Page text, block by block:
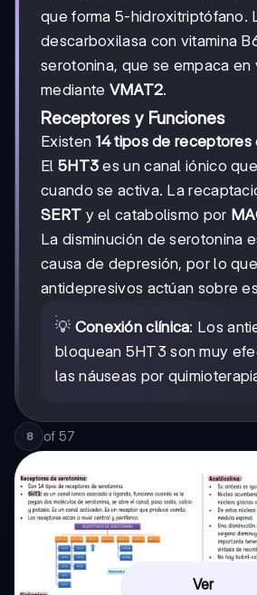
que forma 5-hidroxitriptófano.
descarboxilasa con vitamina
serotonina, que se empaca en
mediante VMAT2.
Receptores y Funciones
Existen 14 tipos de receptores
El 5HT3 es un canal iónico
cuando se activa. La
SERT y el catabolismo por
La disminución de serotonina
causa de depresión, por lo
antidepresivos actúan sobre
💡 Conexión clínica: Los
bloquean 5HT3 son muy
las náuseas por
8 of 57
Ver